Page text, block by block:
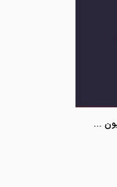
سازمان بین المللی دریانوردی در بستر کنوانسیون حقوق دریاها